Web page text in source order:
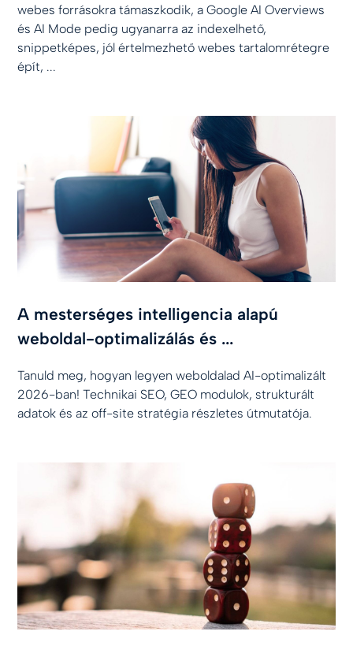
webes forrásokra támaszkodik, a Google AI Overviews
és AI Mode pedig ugyanarra az indexelhető,
snippetképes, jól értelmezhető webes tartalomrétegre
épít, ...
A mesterséges intelligencia alapú
weboldal-optimalizálás és ...
Tanuld meg, hogyan legyen weboldalad AI-optimalizált
2026-ban! Technikai SEO, GEO modulok, strukturált
adatok és az off-site stratégia részletes útmutatója.